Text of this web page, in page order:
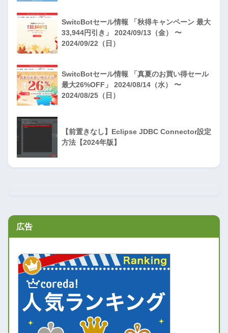
SwitcBotセール情報 「秋得キャンペーン 最大
33,944円引き」 2024/09/13（金） 〜
2024/09/22（日）
SwitcBotセール情報 「真夏のお買い得セール
最大26%OFF」 2024/08/14（水） 〜
2024/08/25（日）
【前置きなし】Eclipse JDBC Connector設定
方法【2024年版】
広告